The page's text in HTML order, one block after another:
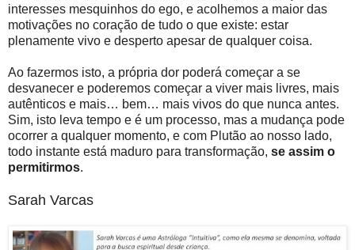
interesses mesquinhos do ego, e acolhemos a maior das
motivações no coração de tudo o que existe: estar
plenamente vivo e desperto apesar de qualquer coisa.
Ao fazermos isto, a própria dor poderá começar a se
desvanecer e poderemos começar a viver mais livres, mais
autênticos e mais… bem… mais vivos do que nunca antes.
Sim, isto leva tempo e é um processo, mas a mudança pode
ocorrer a qualquer momento, e com Plutão ao nosso lado,
todo instante está maduro para transformação, se assim o
permitirmos.
Sarah Varcas